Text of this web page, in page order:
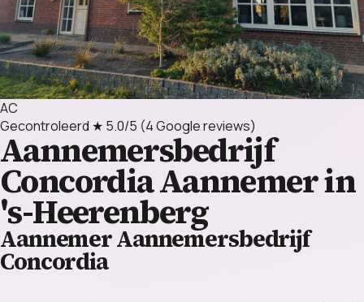
AC
Gecontroleerd ★ 5.0/5 (4 Google reviews)
Aannemersbedrijf
ConcordiaAannemer in
's-Heerenberg
Aannemer Aannemersbedrijf
Concordia